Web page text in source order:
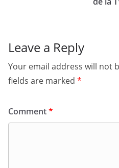
Leave a Reply
Your email address will not
fields are marked *
Comment*